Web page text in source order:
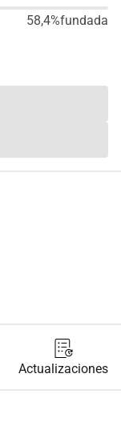
58,4%fundada
Actualizaciones